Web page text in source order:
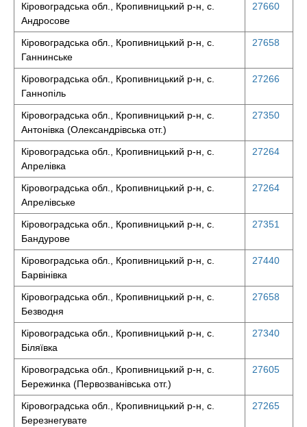
Кіровоградська обл., Кропивницький р-н, с.
Андросове
27660
Кіровоградська обл., Кропивницький р-н, с.
Ганнинське
27658
Кіровоградська обл., Кропивницький р-н, с.
Ганнопіль
27266
Кіровоградська обл., Кропивницький р-н, с.
Антонівка (Олександрівська отг.)
27350
Кіровоградська обл., Кропивницький р-н, с.
Апрелівка
27264
Кіровоградська обл., Кропивницький р-н, с.
Апрелівське
27264
Кіровоградська обл., Кропивницький р-н, с.
Бандурове
27351
Кіровоградська обл., Кропивницький р-н, с.
Барвінівка
27440
Кіровоградська обл., Кропивницький р-н, с.
Безводня
27658
Кіровоградська обл., Кропивницький р-н, с.
Біляївка
27340
Кіровоградська обл., Кропивницький р-н, с.
Бережинка (Первозванівська отг.)
27605
Кіровоградська обл., Кропивницький р-н, с.
Березнегувате
27265